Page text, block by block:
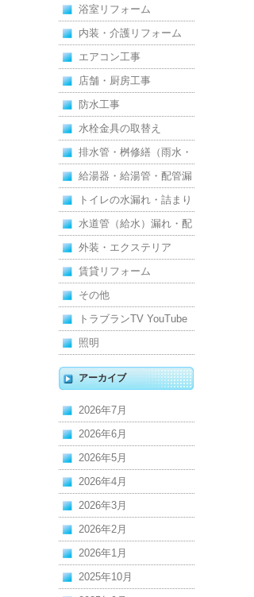
浴室リフォーム
内装・介護リフォーム
エアコン工事
店舗・厨房工事
防水工事
水栓金具の取替え
排水管・桝修繕（雨水・
汚水）
給湯器・給湯管・配管漏
れ
トイレの水漏れ・詰まり
水道管（給水）漏れ・配
管
外装・エクステリア
賃貸リフォーム
その他
トラブランTV YouTube
照明
アーカイブ
2026年7月
2026年6月
2026年5月
2026年4月
2026年3月
2026年2月
2026年1月
2025年10月